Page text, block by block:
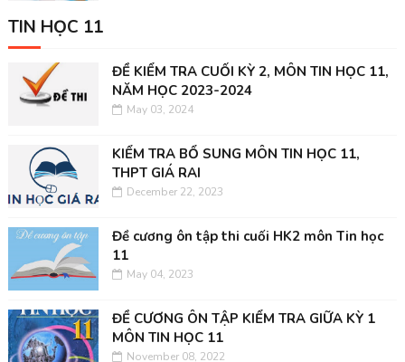
TIN HỌC 11
ĐỀ KIỂM TRA CUỐI KỲ 2, MÔN TIN HỌC 11,
NĂM HỌC 2023-2024
May 03, 2024
KIỂM TRA BỔ SUNG MÔN TIN HỌC 11,
THPT GIÁ RAI
December 22, 2023
Đề cương ôn tập thi cuối HK2 môn Tin học
11
May 04, 2023
ĐỀ CƯƠNG ÔN TẬP KIỂM TRA GIỮA KỲ 1
MÔN TIN HỌC 11
November 08, 2022